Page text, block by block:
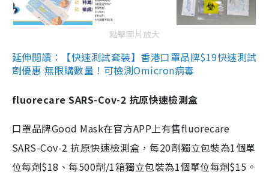
點擊圖片放大
延伸閱讀：【快速測試套裝】香港口罩品牌$19快速測試
劑優惠 無限購數量！可檢測Omicron病毒
fluorecare SARS-Cov-2 抗原快速檢測盒
口罩品牌Good Mask在官方APP上有售fluorecare
SARS-Cov-2 抗原快速檢測盒，每20劑獨立包裝為1個單
位每劑$18、每500劑/1箱獨立包裝為1個單位每劑$15。